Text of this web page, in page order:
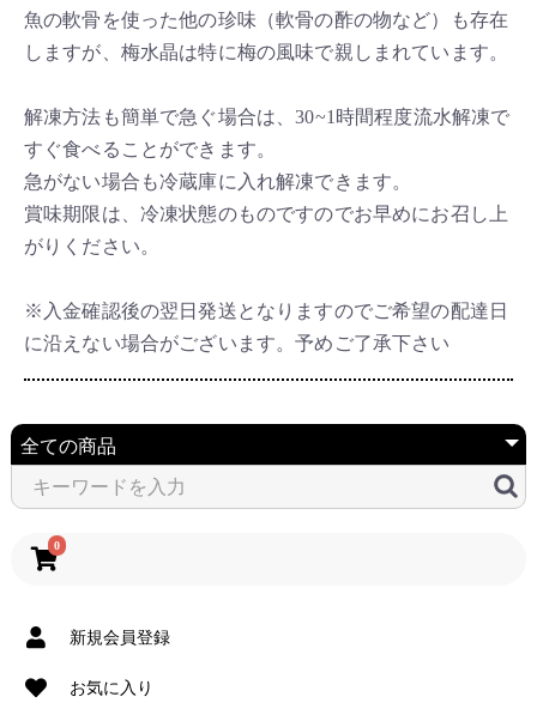
魚の軟骨を使った他の珍味（軟骨の酢の物など）も存在
しますが、梅水晶は特に梅の風味で親しまれています。
解凍方法も簡単で急ぐ場合は、30~1時間程度流水解凍で
すぐ食べることができます。
急がない場合も冷蔵庫に入れ解凍できます。
賞味期限は、冷凍状態のものですのでお早めにお召し上
がりください。
※入金確認後の翌日発送となりますのでご希望の配達日
に沿えない場合がございます。予めご了承下さい
0
新規会員登録
お気に入り